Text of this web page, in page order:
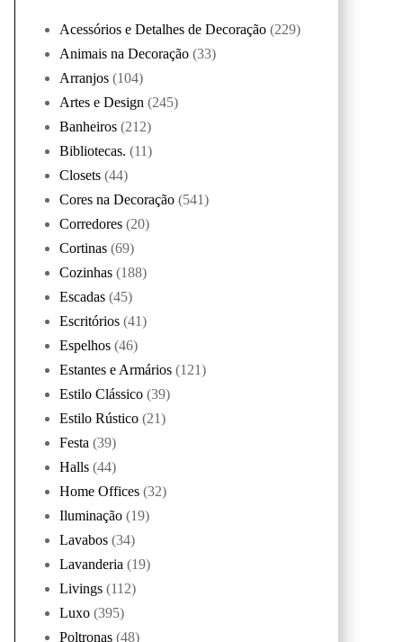
Acessórios e Detalhes de Decoração (229)
Animais na Decoração (33)
Arranjos (104)
Artes e Design (245)
Banheiros (212)
Bibliotecas. (11)
Closets (44)
Cores na Decoração (541)
Corredores (20)
Cortinas (69)
Cozinhas (188)
Escadas (45)
Escritórios (41)
Espelhos (46)
Estantes e Armários (121)
Estilo Clássico (39)
Estilo Rústico (21)
Festa (39)
Halls (44)
Home Offices (32)
Iluminação (19)
Lavabos (34)
Lavanderia (19)
Livings (112)
Luxo (395)
Poltronas (48)